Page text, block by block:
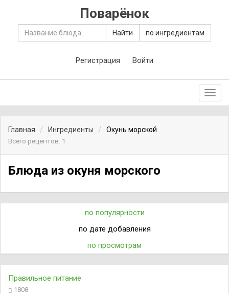
Поварёнок
Найти по ингредиентам
Регистрация Войти
Главная Ингредиенты
Окунь морской
Всего рецептов: 1
Блюда из окуня морского
по популярности
по дате добавления
по просмотрам
Правильное питание
1808